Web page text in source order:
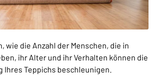
wie die Anzahl der Menschen, die in
ihr Alter und ihr Verhalten können die
Ihres Teppichs beschleunigen.